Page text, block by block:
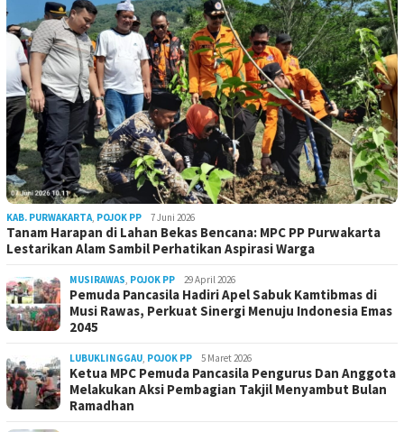
KAB. PURWAKARTA, POJOK PP 7 Juni 2026
Tanam Harapan di Lahan Bekas Bencana: MPC PP Purwakarta
Lestarikan Alam Sambil Perhatikan Aspirasi Warga
MUSIRAWAS, POJOK PP 29 April 2026
Pemuda Pancasila Hadiri Apel Sabuk Kamtibmas di
Musi Rawas, Perkuat Sinergi Menuju Indonesia Emas
2045
LUBUKLINGGAU, POJOK PP 5 Maret 2026
Ketua MPC Pemuda Pancasila Pengurus Dan Anggota
Melakukan Aksi Pembagian Takjil Menyambut Bulan
Ramadhan